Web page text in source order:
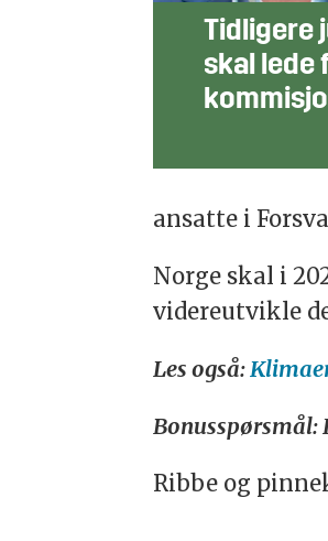
Tidligere
skal lede
ansatte i
Norge skal i
videreutvikle
Les også:
Bonusspørsmål:
Ribbe og